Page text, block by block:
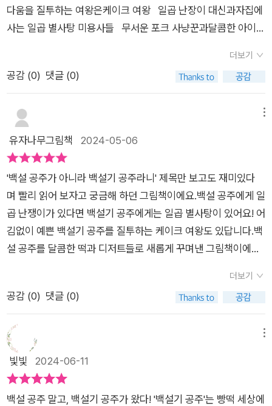
그렇게 살고 싶어 노력하는 중이지만 솔직히 쉽지는 않다. 그래도
백설기 공주처럼 자신에게 중요한 것이 무엇인지 정확하게 안다
동화는 누구나 알고 있는 ‘백설 공주’의 이야기의 패러디이기 때
문에 기존 이야기를 비교하며 읽는 재미도 있다. 그리고 내가 좋
아하는 음식을 주인공으로 한 다른 동화 패러디를 아이들과 만들
어 보면 어떨까? 하는 상상을 해본다. 상상력은 아이들이 더 뛰어
나니 정말 재미있는 이야기가 많이 나올 것 같다. 만약 디저트의
세계에서 내가 등장한다면 나는 먹보 괴물로 나올 것이다. 그렇다
다. 이 등장인물들이 나를 물리치는 내용이면 좋겠다.
다움을 질투하는 여왕은케이크 여왕 일곱 난장이 대신과자집에
사는 일곱 별사탕 미용사들 무서운 포크 사냥꾼과달콤한 아이스
재미있게 패러디 했어요. 어떤 장면이 어떻게 바뀌었는
지 찾아 보는 재미와원작 백설공주의 결말과 달리 어떤 결말을 맞
구해지는 결말을 넘어서자신의 진짜 아름다운 정체성을 찾아가
는백설기 공주의 결말에 응원과 박수를 보내게 됩니다. 이
그림책을 통해서 우리 아이들이다른 그림책도 유쾌하게 바꾸고
오랜만에 만난 정말 사랑스러운 그림책이에요🩷 #백설기공
주 #박소영 #책읽는곰 #도서협찬
더보기
공감 (0) 댓글 (0)
유자나무그림책 2024-05-06
'백설 공주가 아니라 백설기 공주라니' 제목만 보고도 재미있다
며 빨리 읽어 보자고 궁금해 하던 그림책이에요.백설 공주에게 일
곱 난쟁이가 있다면 백설기 공주에게는 일곱 별사탕이 있어요! 어
김없이 예쁜 백설기 공주를 질투하는 케이크 여왕도 있답니다.백
설 공주를 달콤한 떡과 디저트들로 새롭게 꾸며낸 그림책이에요!
고, 그림책 속의 떡 나라, 빵 나라, 과자 나라, 아이스크림 나라를
살펴 보다 보면 그림에서 달콤한 냄새가 나는 듯 한 그림책이에
더보기
공감 (0) 댓글 (0)
빛빛 2024-06-11
백설 공주 말고, 백설기 공주가 왔다! '백설기 공주'는 빵떡 세상에